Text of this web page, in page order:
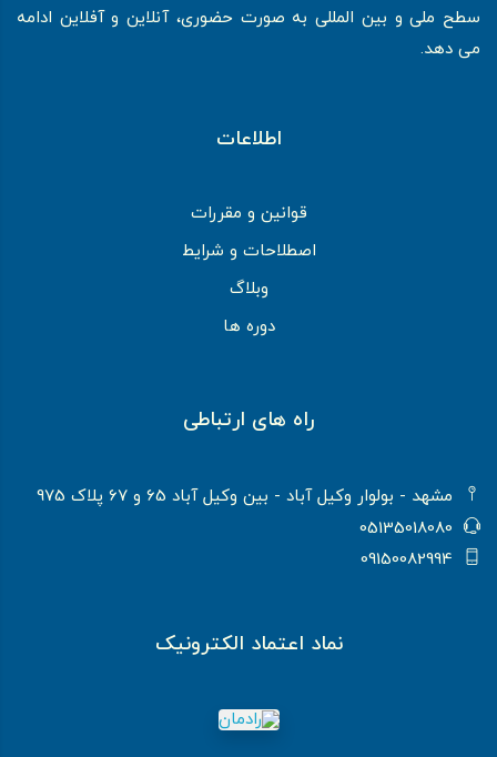
سطح ملی و بین المللی به صورت حضوری، آنلاین و آفلاین ادامه
می دهد.
اطلاعات
قوانین و مقررات
اصطلاحات و شرایط
وبلاگ
دوره ها
راه های ارتباطی
مشهد - بولوار وکیل آباد - بین وکیل آباد 65 و 67 پلاک 975
05135018080
09150082994
نماد اعتماد الکترونیک